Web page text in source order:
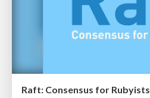
Raft: Consensus for Rubyists